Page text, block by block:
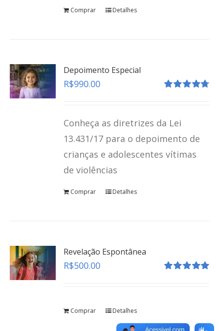
Comprar Detalhes
Depoimento Especial
R$990.00
Conheça as diretrizes da Lei
13.431/17 para o depoimento de
crianças e adolescentes vítimas
de violências
Comprar Detalhes
Revelação Espontânea
R$500.00
Comprar Detalhes
Protocolo Brasileiro de Entrevista Forense
teste